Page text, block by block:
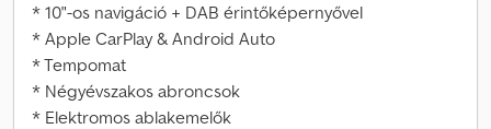
* 10"-os navigáció + DAB érintőképernyővel
* Apple CarPlay & Android Auto
* Tempomat
* Négyévszakos abroncsok
* Elektromos ablakemelők